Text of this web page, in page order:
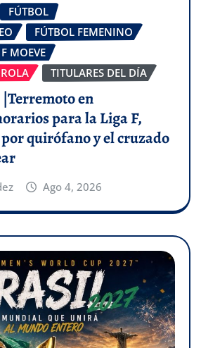
FÚTBOL
FÚTBOL FEMENINO
MOEVE
TITULARES DEL DÍA
en
para la Liga F,
quirófano y el cruzado
Ago 4, 2026